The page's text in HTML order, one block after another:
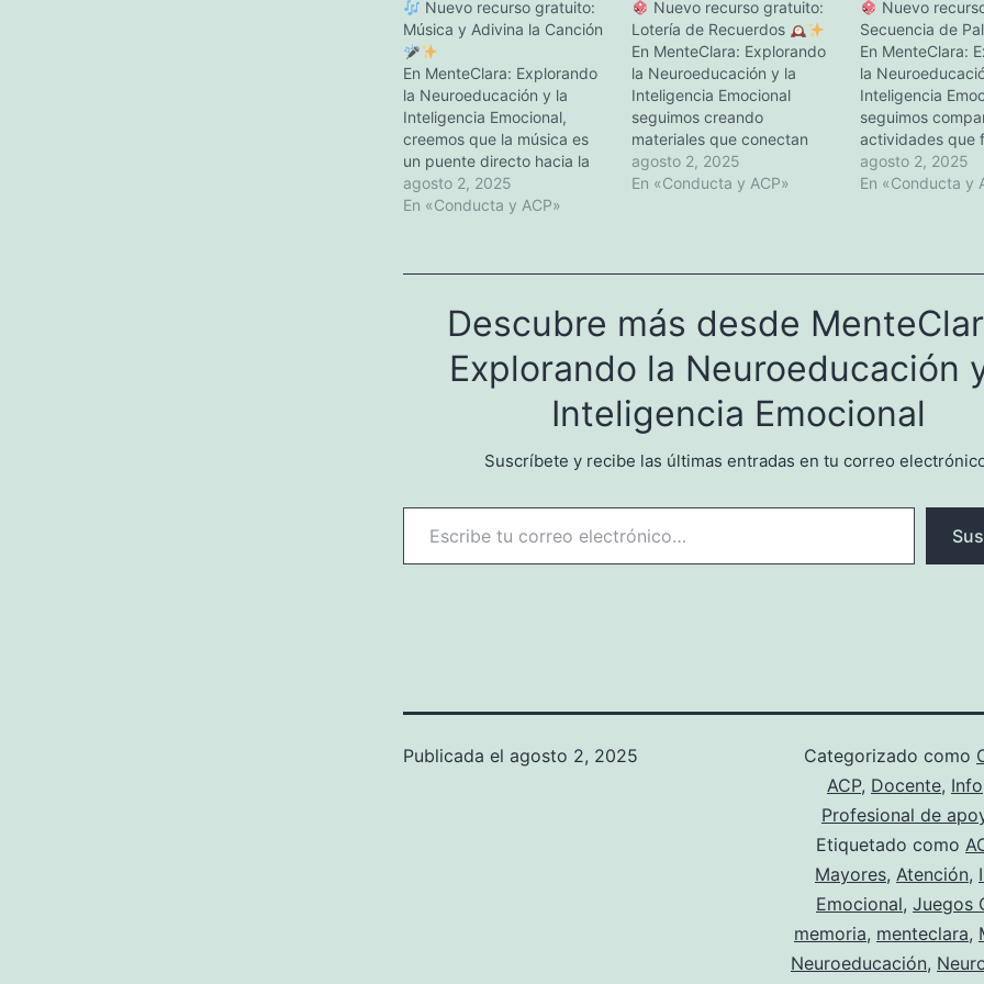
Nuevo recurso gratuito:
Música y Adivina la Canción
En MenteClara: Explorando
la Neuroeducación y la
Inteligencia Emocional,
creemos que la música es
un puente directo hacia la
memoria, las emociones y la
alegría compartida.Por eso,
adultos mayores:
Música
juego que estimula la mente
agosto 2, 2025
En «Conducta y ACP»
Nuevo recurso gratuito:
Lotería de Recuerdos
En MenteClara: Explorando
la Neuroeducación y la
Inteligencia Emocional
seguimos creando
materiales que conectan
emociones, memoria y
bienestar.Hoy te
de RecuerdosUn juego
la memoria autobiográfica.
Fomentar la conversación
y la socialización.
Traer al
presente recuerdos
cargados…
agosto 2, 2025
En «Conducta y ACP»
Nuevo
Secuencia de
En MenteClara:
la
Inteligencia
seguimos
actividades que
la mente y las
cada etapa de la
mayores:
para:
concentración.
agosto 2, 2025
En «Conducta y
Descubre más desde
Explorando la Neuroeducación
Inteligencia Emocional
Suscríbete y recibe las últimas entradas en tu correo
Escribe tu correo electrónico…
Publicada el agosto 2, 2025 Categorizado como
ACP, Docente,
Profesional de
Etiquetado como
Mayores, Atención,
Emocional, Juegos
memoria, menteclara,
Neuroeducación,